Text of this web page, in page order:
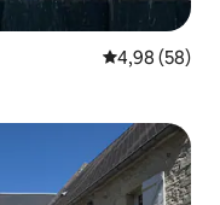
4,98 av 5 i
4,98 (58)